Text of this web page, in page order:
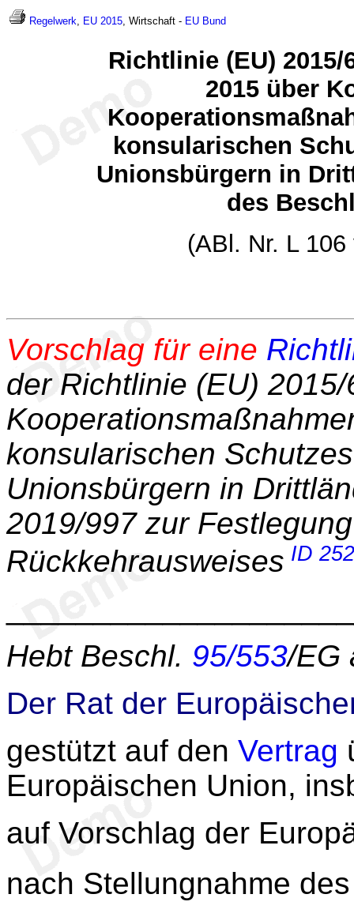
Regelwerk, EU 2015, Wirtschaft - EU Bund
Richtlinie (EU)
2015 über
konsularischen
Unionsbürgern in
des
(ABl. Nr. L
Vorschlag für eine
der Richtlinie (EU)
konsularischen
Unionsbürgern in
2019/997 zur
Rückkehrausweises ID
Hebt Beschl. 95/553/EG
Der Rat der
gestützt auf den Vertrag
Europäischen Union,
auf Vorschlag der
nach Stellungnahme